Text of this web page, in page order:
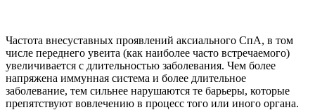
Частота внесуставных проявлений аксиального СпА, в том
числе переднего увеита (как наиболее часто встречаемого)
увеличивается с длительностью заболевания. Чем более
напряжена иммунная система и более длительное
заболевание, тем сильнее нарушаются те барьеры, которые
препятствуют вовлечению в процесс того или иного органа.